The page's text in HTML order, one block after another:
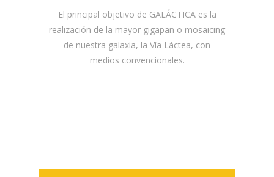
El principal objetivo de GALÁCTICA es la
realización de la mayor gigapan o mosaicing
de nuestra galaxia, la Vía Láctea, con
medios convencionales.